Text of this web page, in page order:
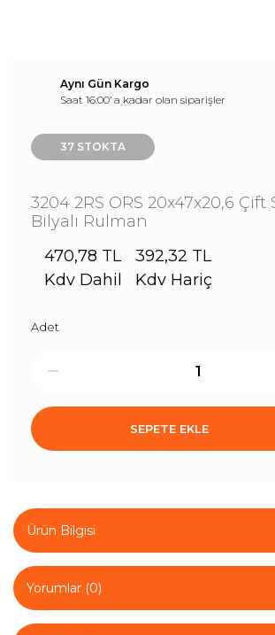
Aynı Gün Kargo
Saat 16:00’ a kadar olan siparişler
37 STOKTA
3204 2RS ORS 20x47x20,6 Çift
Bilyalı Rulman
470,78 TL
Kdv Dahil
392,32 TL
Kdv Hariç
Adet
SEPETE EKLE
Ürün Bilgisi
Yorumlar (0)